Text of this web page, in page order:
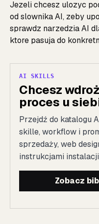
Jezeli chcesz ulozyc
odslownika AI, zeby
sprawdz narzedzia AI
ktore pasuja do
AI SKILLS
Chcesz
proces u
Przejdź do katalogu
skille, workflow i
sprzedaży, web
instrukcjami
Zobacz